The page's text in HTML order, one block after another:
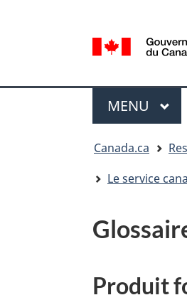
de
la
Government
MENU
Canada.ca
Le service
Produit